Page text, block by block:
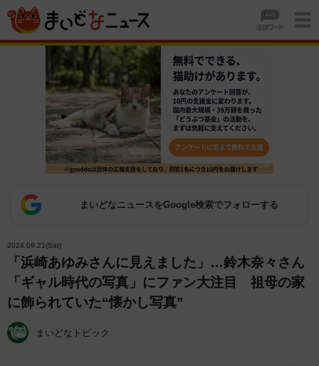
まいどなニュースをGoogle検索でフォローする
2024.09.21(Sat)
「浜崎あゆみさんに見えました」…鈴木奈々さん
「ギャル時代の写真」にファン大注目 祖母の家
に飾られていた“懐かし写真”
まいどなトピック